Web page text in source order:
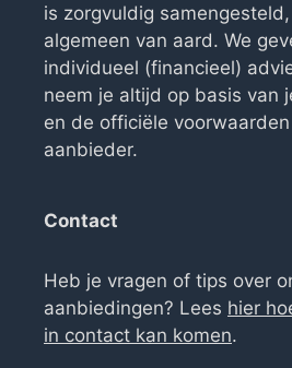
is zorgvuldig
algemeen van aard. We
individueel (financieel)
neem je altijd op basis van
en de officiële
aanbieder.
Contact
Heb je vragen of tips over
aanbiedingen? Lees hier
in contact kan komen.